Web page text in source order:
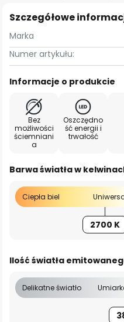
Szczegółowe
Marka
Numer artykułu:
Informacje o produkcie
Bez
możliwości
ściemniani
a
Oszczędno
ść energii i
trwałość
Barwa światła w
Ciepła biel
2700 K
Ilość światła
Delikatne światło